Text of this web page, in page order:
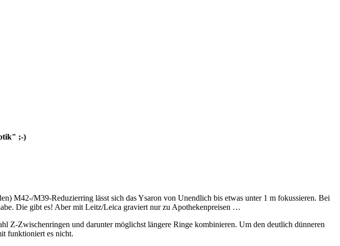
;-)
M42-/M39-Reduzierring lässt sich das Ysaron von Unendlich bis etwas unter 1 m fokussieren. Bei
Die gibt es! Aber mit Leitz/Leica graviert nur zu Apothekenpreisen …
Z-Zwischenringen und darunter möglichst längere Ringe kombinieren. Um den deutlich dünneren
funktioniert es nicht.